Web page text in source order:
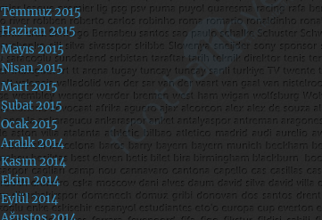
Temmuz 2015
Haziran 2015
Mayıs 2015
Nisan 2015
Mart 2015
Şubat 2015
Ocak 2015
Aralık 2014
Kasım 2014
Ekim 2014
Eylül 2014